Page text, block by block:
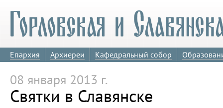
Епархия Архиереи Кафедральный собор
08 января 2013 г.
Святки в Славянске